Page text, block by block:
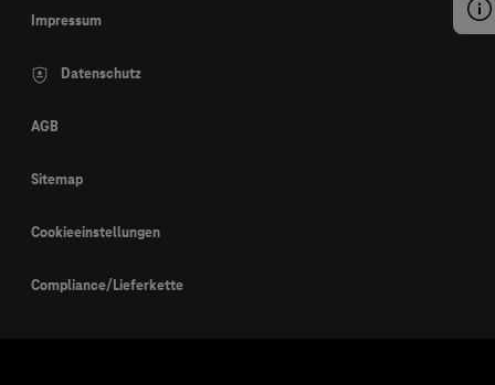
Impressum
Datenschutz
AGB
Sitemap
Cookieeinstellungen
Compliance/Lieferkette